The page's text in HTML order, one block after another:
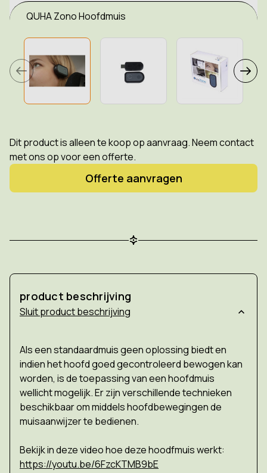
QUHA Zono Hoofdmuis
Dit product is alleen te koop op aanvraag. Neem contact
met ons op voor een offerte.
Offerte aanvragen
product beschrijving
product beschrijving
Als een standaardmuis geen oplossing biedt en
indien het hoofd goed gecontroleerd bewogen kan
worden, is de toepassing van een hoofdmuis
wellicht mogelijk. Er zijn verschillende technieken
beschikbaar om middels hoofdbewegingen de
muisaanwijzer te bedienen.
Bekijk in deze video hoe deze hoodfmuis werkt:
https://youtu.be/6FzcKTMB9bE